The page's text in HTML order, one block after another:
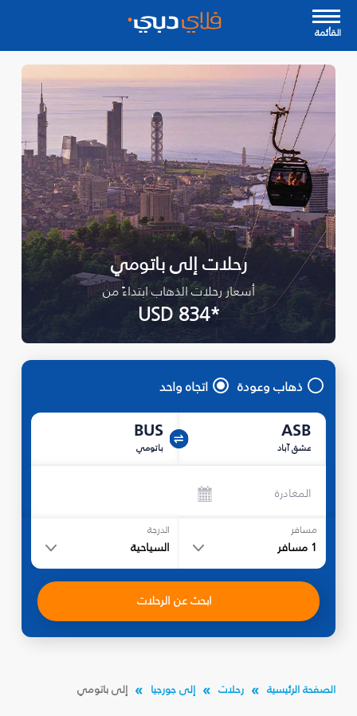
القأئمة
رحلات إلى باتومي
أسعار رحلات الذهاب ابتداءً من
*USD 834
ذهاب وعودة اتجاه واحد
ASB
عشق آباد
BUS
باتومي
المغادرة
مسافر
1 مسافر
الدرجة
السياحية
ابحث عن الرحلات
الصفحة الرئيسية رحلات إلى جورجيا إلى باتومي